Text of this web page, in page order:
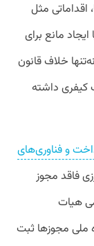
اقداماتی مثل
مانع برای
خلاف قانون
۷ می‌تواند وصف کیفری داشته
و فناوری‌های
فاقد مجوز
هیات
ملی مجوزها ثبت